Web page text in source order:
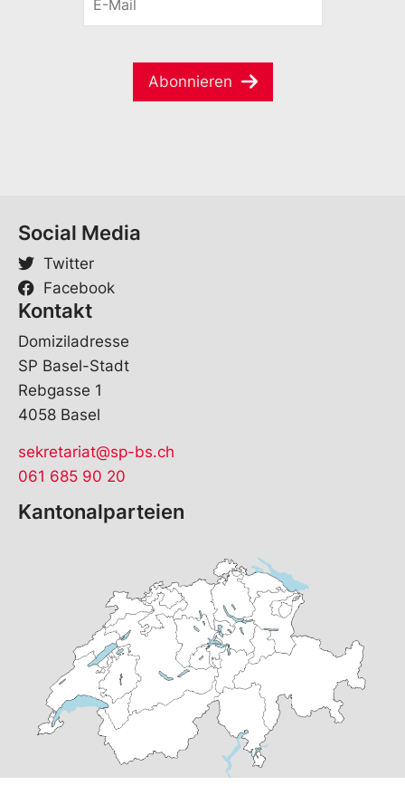
m
M
Abonnieren
Social Media
Twitter
Facebook
Kontakt
Domiziladresse
SP Basel-Stadt
Rebgasse 1
4058 Basel
sekretariat@sp-bs.ch
061 685 90 20
Kantonalparteien